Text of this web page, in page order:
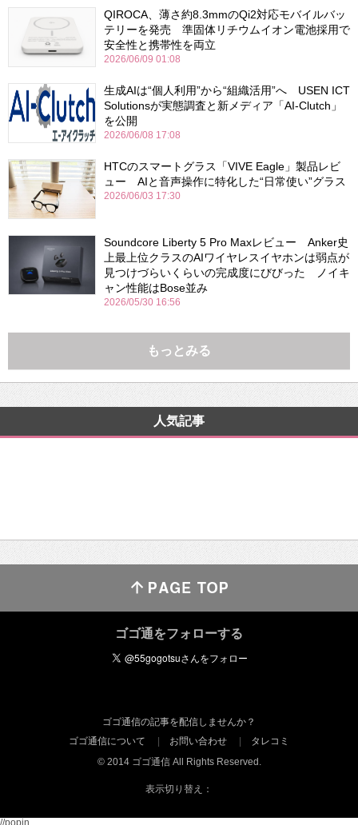
QIROCA、薄さ約8.3mmのQi2対応モバイルバッ
テリーを発売 準固体リチウムイオン電池採用で
安全性と携帯性を両立
2026/06/09 01:08
生成AIは“個人利用”から“組織活用”へ USEN ICT
Solutionsが実態調査と新メディア「AI-Clutch」
を公開
2026/06/08 17:08
HTCのスマートグラス「VIVE Eagle」製品レビ
ュー AIと音声操作に特化した“日常使い”グラス
2026/06/03 17:30
Soundcore Liberty 5 Pro Maxレビュー Anker史
上最上位クラスのAIワイヤレスイヤホンは弱点が
見つけづらいくらいの完成度にびびった ノイキ
ャン性能はBose並み
2026/05/30 16:56
もっとみる
人気記事
ゴゴ通をフォローする
ゴゴ通信の記事を配信しませんか？
ゴゴ通信について
お問い合わせ
タレコミ
© 2014 ゴゴ通信 All Rights Reserved.
表示切り替え：